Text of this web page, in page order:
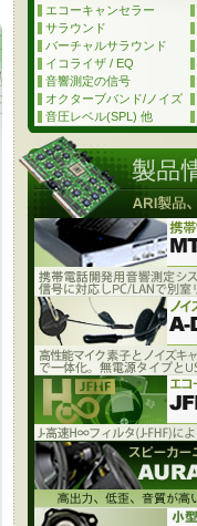
エコーキャンセラー
サラウンド
バーチャルサラウンド
イコライザ / EQ
音響測定の信号
オクターブバンド/ノイズ
音圧レベル(SPL) 他